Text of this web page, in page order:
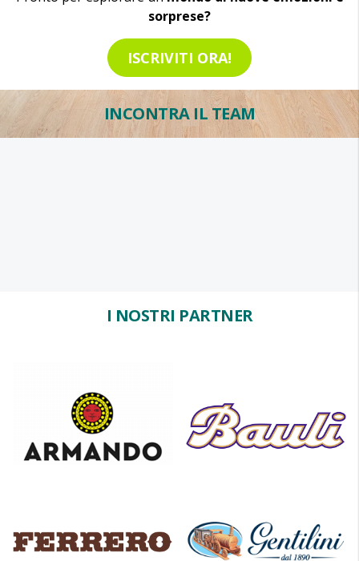
sorprese?
ISCRIVITI ORA!
INCONTRA IL TEAM
I NOSTRI PARTNER